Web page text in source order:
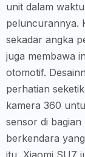
unit dalam
peluncurannya.
sekadar angka
juga membawa
otomotif.
perhatian
kamera 360
sensor di
berkendara